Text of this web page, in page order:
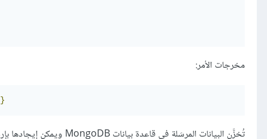
مخرجات الأمر:
}
تُخزَّن البيانات المرسَلة في قاعدة بيانات MongoDB ويمكن إيجادها بإرسال طلب